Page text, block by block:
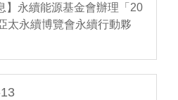
】永續能源基金會辦理「20
太永續博覽會永續行動夥